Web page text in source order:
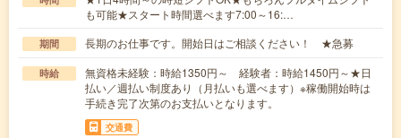
も可能★スタート時間選べます7:00～16:…
期間 長期のお仕事です。開始日はご相談ください！ ★急募
時給
無資格未経験：時給1350円～ 経験者：時給1450円～★日
払い／週払い制度あり（月払いも選べます）※稼働開始時は
手続き完了次第のお支払いとなります。
交通費